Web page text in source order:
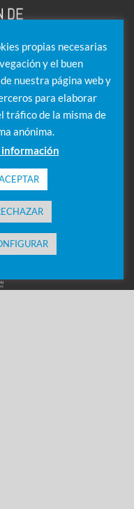
de nuestro Código
propias necesarias
y el buen
nuestra página web y
para elaborar
tráfico de la misma de
anónima.
información